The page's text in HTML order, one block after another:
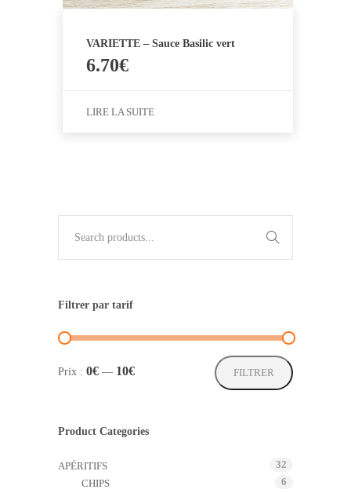
VARIETTE – Sauce Basilic vert
6.70€
LIRE LA SUITE
Filtrer par tarif
Prix
Prix
FILTRER
Prix : 0€ — 10€
Product Categories
APÉRITIFS
32
CHIPS
6